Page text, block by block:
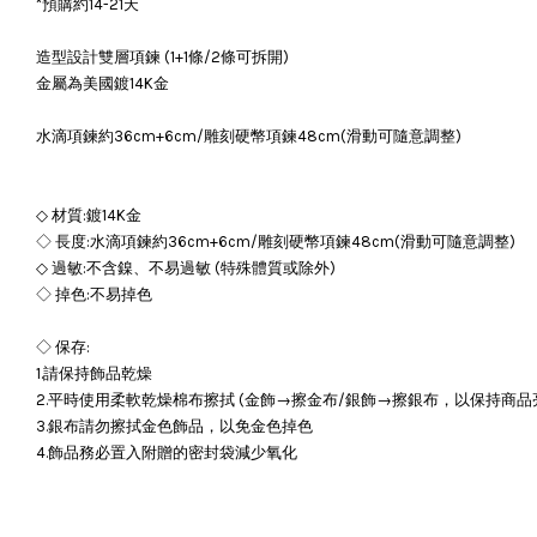
*預購約14-21天
造型設計雙層項鍊 (1+1條/2條可拆開)
金屬為美國鍍14K金
水滴項鍊約36cm+6cm/雕刻硬幣項鍊48cm(滑動可隨意調整)
◇ 材質:鍍14K金
◇ 長度:水滴項鍊約36cm+6cm/雕刻硬幣項鍊48cm(滑動可隨意調整)
◇ 過敏:不含鎳、不易過敏 (特殊體質或除外)
◇ 掉色:不易掉色
◇ 保存:
1.請保持飾品乾燥
2.平時使用柔軟乾燥棉布擦拭 (金飾→擦金布/銀飾→擦銀布，以保持商品
3.銀布請勿擦拭金色飾品，以免金色掉色
4.飾品務必置入附贈的密封袋減少氧化